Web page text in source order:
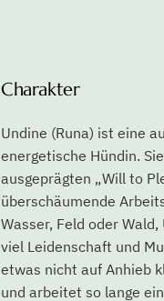
gehen. Am liebsten
Im Haus ist sie
entspannt. Undine
sozialverträglich.
Lage, anderen Hunden
setzen, wenn es ihr zu
ausgesprochen
Hündin, respektiert sie